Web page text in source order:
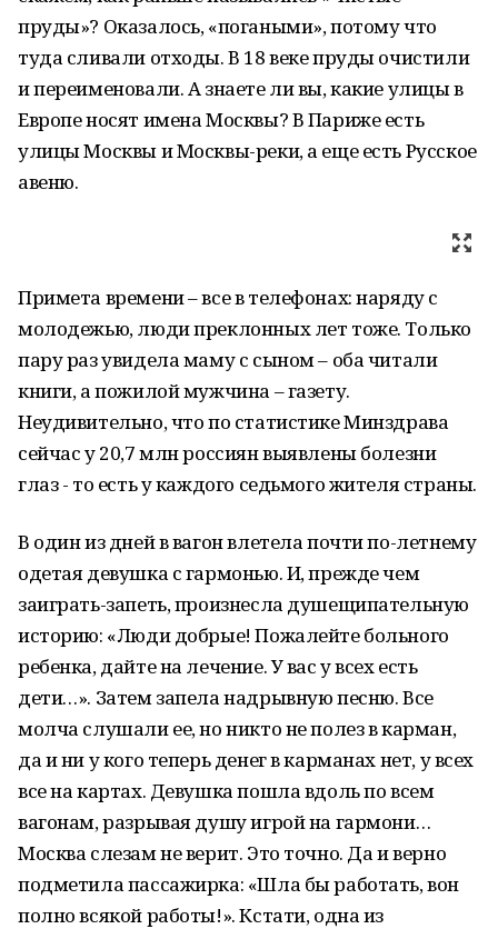
пруды»? Оказалось, «погаными», потому что
туда сливали отходы. В 18 веке пруды очистили
и переименовали. А знаете ли вы, какие улицы в
Европе носят имена Москвы? В Париже есть
улицы Москвы и Москвы-реки, а еще есть Русское
авеню.
Примета времени – все в телефонах: наряду с
молодежью, люди преклонных лет тоже. Только
пару раз увидела маму с сыном – оба читали
книги, а пожилой мужчина – газету.
Неудивительно, что по статистике Минздрава
сейчас у 20,7 млн россиян выявлены болезни
глаз - то есть у каждого седьмого жителя страны.
В один из дней в вагон влетела почти по-летнему
одетая девушка с гармонью. И, прежде чем
заиграть-запеть, произнесла душещипательную
историю: «Люди добрые! Пожалейте больного
ребенка, дайте на лечение. У вас у всех есть
дети…». Затем запела надрывную песню. Все
молча слушали ее, но никто не полез в карман,
да и ни у кого теперь денег в карманах нет, у всех
все на картах. Девушка пошла вдоль по всем
вагонам, разрывая душу игрой на гармони…
Москва слезам не верит. Это точно. Да и верно
подметила пассажирка: «Шла бы работать, вон
полно всякой работы!». Кстати, одна из